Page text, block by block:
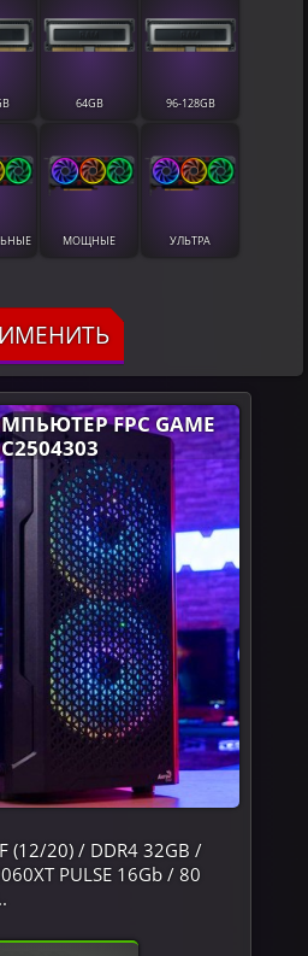
64GB 96-128GB
МОЩНЫЕ УЛЬТРА
FPC GAME
(12/20) / DDR4 32GB /
PULSE 16Gb / 80